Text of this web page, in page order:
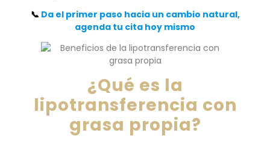
📞 Da el primer paso hacia un cambio natural,
agenda tu cita hoy mismo
¿Qué es la
lipotransferencia con
grasa propia?